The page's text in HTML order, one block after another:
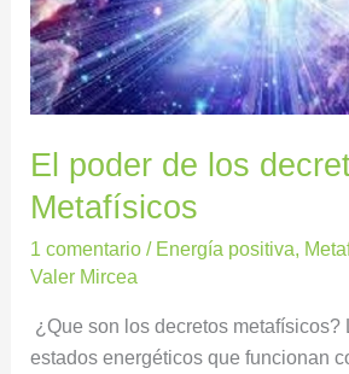
El poder de los
Metafísicos
1 comentario / Energía positiva,
Valer Mircea
¿Que son los decretos metafísicos?
estados energéticos que funcionan